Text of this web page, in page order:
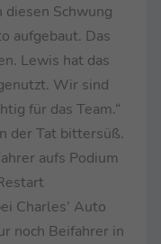
diesen Schwung
aufgebaut. Das
Lewis hat das
Wir sind
für das Team.“
der Tat bittersüß.
aufs Podium
Charles’ Auto
noch Beifahrer in